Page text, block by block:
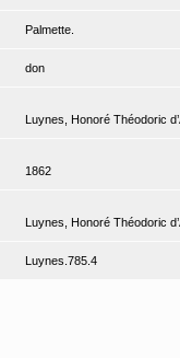
Palmette.
don
Luynes, Honoré Théodoric
1862
Luynes, Honoré Théodoric
Luynes.785.4